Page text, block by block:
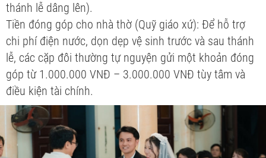
thánh lễ dâng lên).
Tiền đóng góp cho nhà thờ (Quỹ giáo xứ): Để hỗ trợ
chi phí điện nước, dọn dẹp vệ sinh trước và sau thánh
lễ, các cặp đôi thường tự nguyện gửi một khoản đóng
góp từ 1.000.000 VNĐ – 3.000.000 VNĐ tùy tâm và
điều kiện tài chính.